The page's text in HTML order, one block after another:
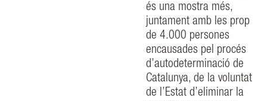
és una mostra més,
juntament amb les prop
de 4.000 persones
encausades pel procés
d’autodeterminació de
Catalunya, de la voluntat
de l’Estat d’eliminar la